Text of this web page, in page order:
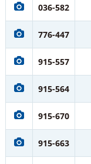
036-582
776-447
915-557
915-564
915-670
915-663